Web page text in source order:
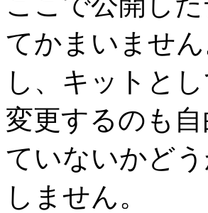
てかまいませ
し、キットと
変更するのも
ていないかど
しません。